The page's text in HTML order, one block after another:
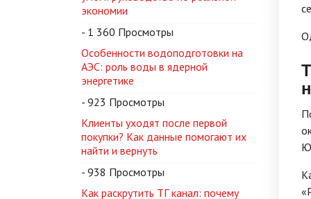
экономии
- 1 360 Просмотры
Особенности водоподготовки на
АЭС: роль воды в ядерной
энергетике
- 923 Просмотры
Клиенты уходят после первой
покупки? Как данные помогают их
найти и вернуть
- 938 Просмотры
Как раскрутить ТГ канал: почему